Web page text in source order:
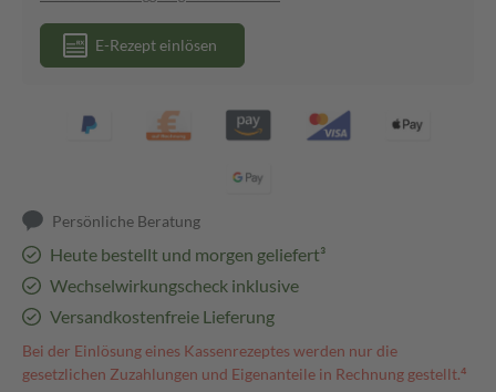
E-Rezept einlösen
Persönliche Beratung
Heute bestellt und morgen geliefert³
Wechselwirkungscheck inklusive
Versandkostenfreie Lieferung
Bei der Einlösung eines Kassenrezeptes werden nur die
gesetzlichen Zuzahlungen und Eigenanteile in Rechnung gestellt.⁴